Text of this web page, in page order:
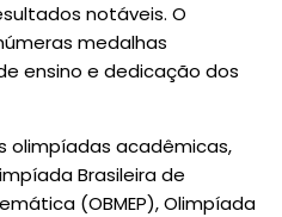
notáveis. O
medalhas
ensino e dedicação dos
olimpíadas acadêmicas,
Brasileira de
(OBMEP), Olimpíada